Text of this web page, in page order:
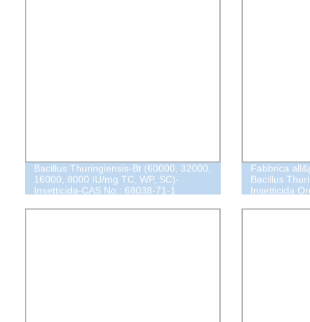
Bacillus Thuringiensis-Bt (60000, 32000,
16000, 8000 IU/mg TC, WP, SC)-
Insetticida-CAS No.: 68038-71-1
Fabbrica
Bacillus
Insetticida